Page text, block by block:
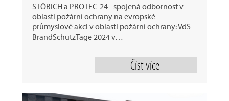
STÖBICH a PROTEC-24 - spojená odbornost v
oblasti požární ochrany na evropské
průmyslové akci v oblasti požární ochrany: VdS-
BrandSchutzTage 2024 v…
Číst více